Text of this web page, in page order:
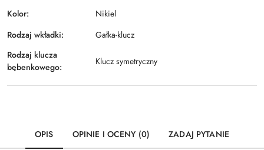
Kolor:
Nikiel
Rodzaj wkładki:
Gałka-klucz
Rodzaj klucza
bębenkowego:
Klucz symetryczny
OPIS OPINIE I OCENY (0) ZADAJ PYTANIE